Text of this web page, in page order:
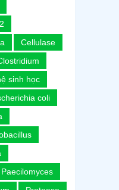
Cellulase
sinh học
coli
Paecilomyces